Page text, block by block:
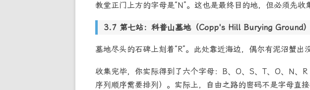
教堂正门上方的字母是“N”。这也是最终目的地，但必须先收
第七站：科普山墓地（Copp's Hill Burying Ground）
墓地尽头的石碑上刻着“R”。此处靠近海边，偶尔有泥沼蟹出没
收集完毕，你实际得到了六个字母：B、O、S、T、O、N、
序列顺序需要排列）。实际上，自由之路的密码不是字母直